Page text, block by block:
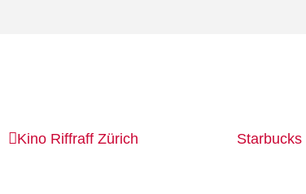
Kino Riffraff Zürich Starbucks